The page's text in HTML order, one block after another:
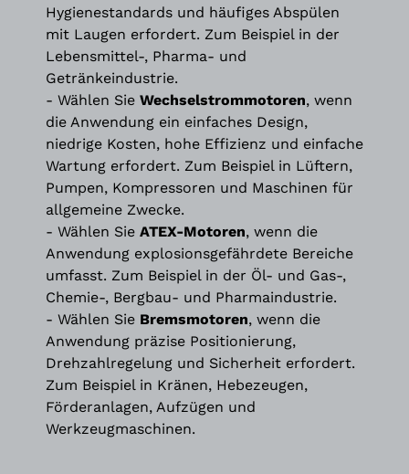
Hygienestandards und häufiges Abspülen
mit Laugen erfordert. Zum Beispiel in der
Lebensmittel-, Pharma- und
Getränkeindustrie.
- Wählen Sie Wechselstrommotoren, wenn
die Anwendung ein einfaches Design,
niedrige Kosten, hohe Effizienz und einfache
Wartung erfordert. Zum Beispiel in Lüftern,
Pumpen, Kompressoren und Maschinen für
allgemeine Zwecke.
- Wählen Sie ATEX-Motoren, wenn die
Anwendung explosionsgefährdete Bereiche
umfasst. Zum Beispiel in der Öl- und Gas-,
Chemie-, Bergbau- und Pharmaindustrie.
- Wählen Sie Bremsmotoren, wenn die
Anwendung präzise Positionierung,
Drehzahlregelung und Sicherheit erfordert.
Zum Beispiel in Kränen, Hebezeugen,
Förderanlagen, Aufzügen und
Werkzeugmaschinen.